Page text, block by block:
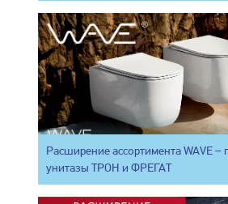
Расширение ассортимента WAVE –
унитазы ТРОН и ФРЕГАТ